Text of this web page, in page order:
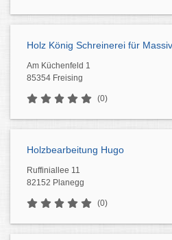
Holz König Schreinerei für
Am Küchenfeld 1
85354 Freising
(0)
Holzbearbeitung Hugo
Ruffiniallee 11
82152 Planegg
(0)